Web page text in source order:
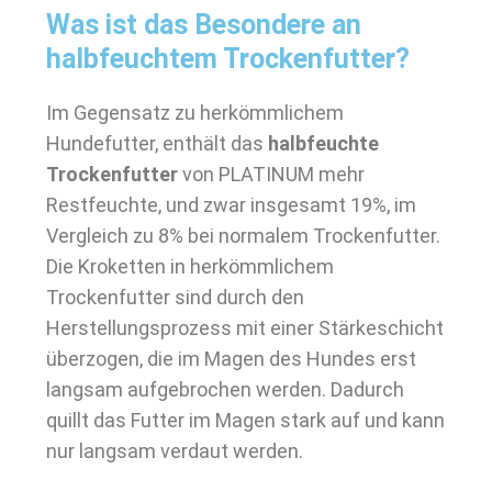
Was ist das Besondere an
halbfeuchtem Trockenfutter?
Im Gegensatz zu herkömmlichem
Hundefutter, enthält das halbfeuchte
Trockenfuttervon PLATINUM mehr
Restfeuchte, und zwar insgesamt 19%, im
Vergleich zu 8% bei normalem Trockenfutter.
Die Kroketten in herkömmlichem
Trockenfutter sind durch den
Herstellungsprozess mit einer Stärkeschicht
überzogen, die im Magen des Hundes erst
langsam aufgebrochen werden. Dadurch
quillt das Futter im Magen stark auf und kann
nur langsam verdaut werden.